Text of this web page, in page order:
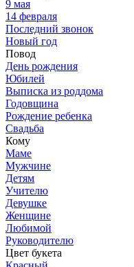
9 мая
14 февраля
Последний звонок
Новый год
Повод
День рождения
Юбилей
Выписка из роддома
Годовщина
Рождение ребенка
Свадьба
Кому
Маме
Мужчине
Детям
Учителю
Девушке
Женщине
Любимой
Руководителю
Цвет букета